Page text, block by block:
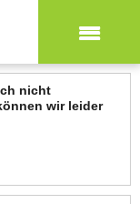
nicht
wir leider